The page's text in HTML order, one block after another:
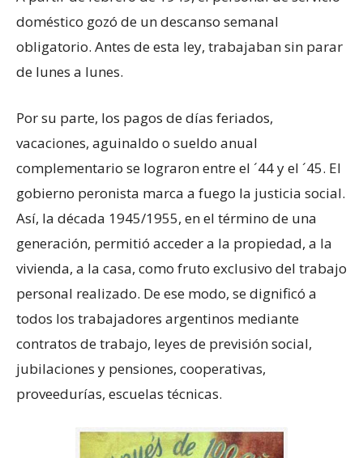
doméstico gozó de un descanso semanal
obligatorio. Antes de esta ley, trabajaban sin parar
de lunes a lunes.
Por su parte, los pagos de días feriados,
vacaciones, aguinaldo o sueldo anual
complementario se lograron entre el ´44 y el ´45. El
gobierno peronista marca a fuego la justicia social.
Así, la década 1945/1955, en el término de una
generación, permitió acceder a la propiedad, a la
vivienda, a la casa, como fruto exclusivo del trabajo
personal realizado. De ese modo, se dignificó a
todos los trabajadores argentinos mediante
contratos de trabajo, leyes de previsión social,
jubilaciones y pensiones, cooperativas,
proveedurías, escuelas técnicas.